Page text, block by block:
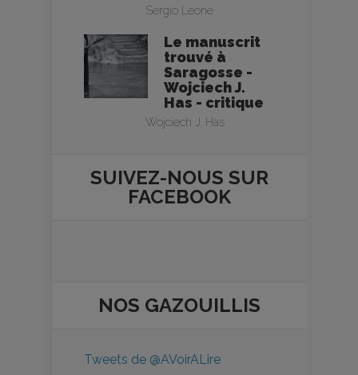
Sergio Leone
Le manuscrit
trouvé à
Saragosse -
Wojciech J.
Has - critique
Wojciech J. Has
SUIVEZ-NOUS SUR
FACEBOOK
NOS GAZOUILLIS
Tweets de @AVoirALire